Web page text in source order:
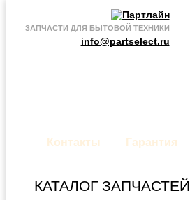
ЗАПЧАСТИ ДЛЯ БЫТОВОЙ ТЕХНИКИ
info@partselect.ru
Контакты Гарантия
КАТАЛОГ ЗАПЧАСТЕЙ